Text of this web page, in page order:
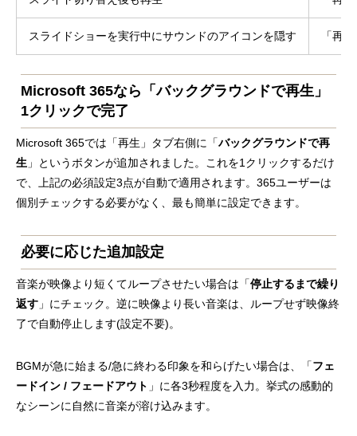
スライドショーを実行中にサウンドのアイコンを隠す 「再
Microsoft 365なら「バックグラウンドで再生」
1クリックで完了
Microsoft 365では「再生」タブ右側に「バックグラウンドで再
生 」というボタンが追加されました。これを1クリックするだけ
で、上記の必須設定3点が自動で適用されます。365ユーザーは
個別チェックする必要がなく、最も簡単に設定できます。
必要に応じた追加設定
音楽が映像より短くてループさせたい場合は「停止するまで繰り
返す 」にチェック。逆に映像より長い音楽は、ループせず映像終
了で自動停止します(設定不要)。
BGMが急に始まる/急に終わる印象を和らげたい場合は、「フェ
ードイン / フェードアウト 」に各3秒程度を入力。挙式の感動的
なシーンに自然に音楽が溶け込みます。